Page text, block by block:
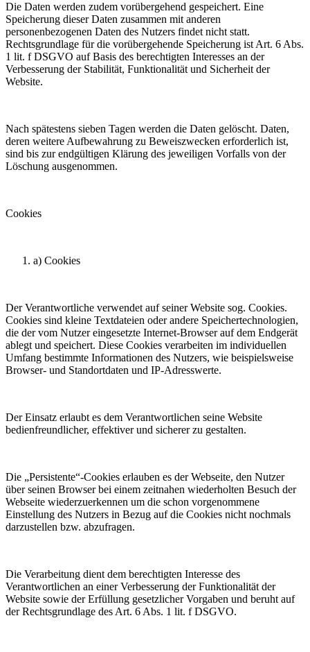
Die Daten werden zudem vorübergehend gespeichert. Eine
Speicherung dieser Daten zusammen mit anderen
personenbezogenen Daten des Nutzers findet nicht statt.
Rechtsgrundlage für die vorübergehende Speicherung ist Art. 6 Abs.
1 lit. f DSGVO auf Basis des berechtigten Interesses an der
Verbesserung der Stabilität, Funktionalität und Sicherheit der
Website.
Nach spätestens sieben Tagen werden die Daten gelöscht. Daten,
deren weitere Aufbewahrung zu Beweiszwecken erforderlich ist,
sind bis zur endgültigen Klärung des jeweiligen Vorfalls von der
Löschung ausgenommen.
Cookies
a) Cookies
Der Verantwortliche verwendet auf seiner Website sog. Cookies.
Cookies sind kleine Textdateien oder andere Speichertechnologien,
die der vom Nutzer eingesetzte Internet-Browser auf dem Endgerät
ablegt und speichert. Diese Cookies verarbeiten im individuellen
Umfang bestimmte Informationen des Nutzers, wie beispielsweise
Browser- und Standortdaten und IP-Adresswerte.
Der Einsatz erlaubt es dem Verantwortlichen seine Website
bedienfreundlicher, effektiver und sicherer zu gestalten.
Die „Persistente“-Cookies erlauben es der Webseite, den Nutzer
über seinen Browser bei einem zeitnahen wiederholten Besuch der
Webseite wiederzuerkennen um die schon vorgenommene
Einstellung des Nutzers in Bezug auf die Cookies nicht nochmals
darzustellen bzw. abzufragen.
Die Verarbeitung dient dem berechtigten Interesse des
Verantwortlichen an einer Verbesserung der Funktionalität der
Website sowie der Erfüllung gesetzlicher Vorgaben und beruht auf
der Rechtsgrundlage des Art. 6 Abs. 1 lit. f DSGVO.